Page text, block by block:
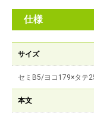
仕様
サイズ
セミB5/ヨコ179×タテ
本文